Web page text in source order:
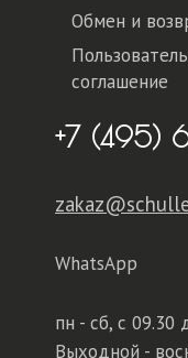
Обмен и
соглашение
+7 (495)
WhatsApp
пн - сб, с 09.30
Выходной -